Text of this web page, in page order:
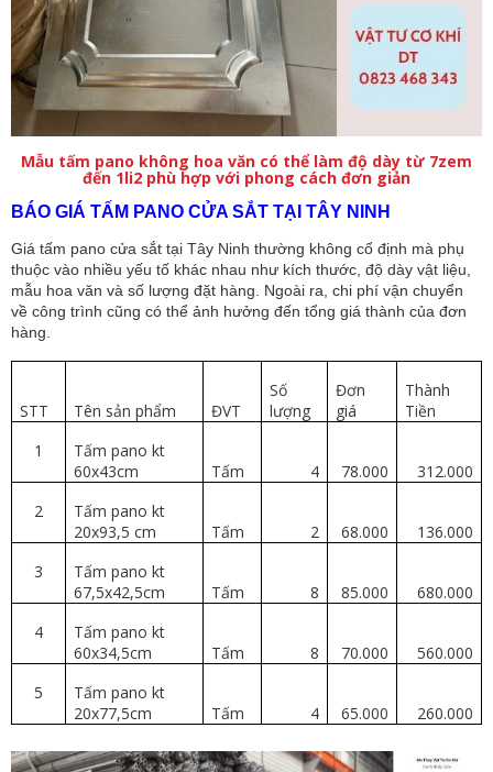
Mẫu tấm pano không hoa văn có thể làm độ dày từ 7zem
đến 1li2 phù hợp với phong cách đơn giản
BÁO GIÁ TẤM PANO CỬA SẮT TẠI TÂY NINH
Giá tấm pano cửa sắt tại Tây Ninh thường không cố định mà phụ
thuộc vào nhiều yếu tố khác nhau như kích thước, độ dày vật liệu,
mẫu hoa văn và số lượng đặt hàng. Ngoài ra, chi phí vận chuyển
về công trình cũng có thể ảnh hưởng đến tổng giá thành của đơn
hàng.
STT Tên sản phẩm ĐVT
Số
lượng
Đơn
giá
Thành
Tiền
1
Tấm pano kt
60x43cm
Tấm 4 78.000
312.000
2
Tấm pano kt
20x93,5 cm
Tấm 2 68.000
136.000
3
Tấm pano kt
67,5x42,5cm
Tấm 8 85.000
680.000
4
Tấm pano kt
60x34,5cm
Tấm 8 70.000
560.000
5
Tấm pano kt
20x77,5cm
Tấm 4 65.000 260.000